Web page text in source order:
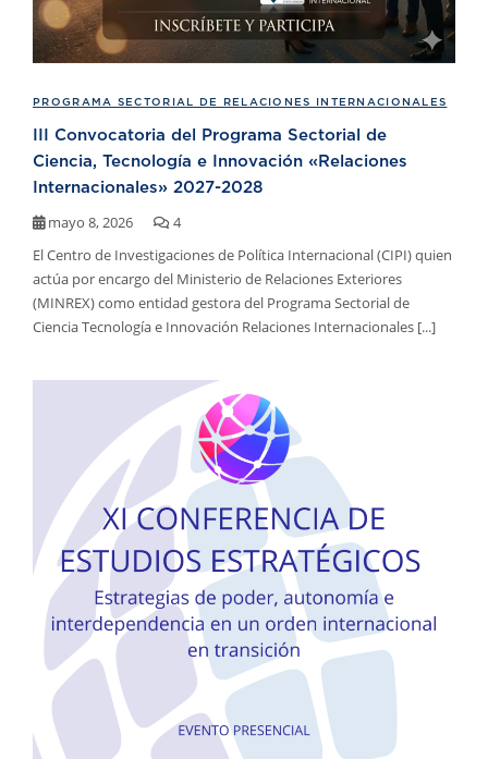
PROGRAMA SECTORIAL DE RELACIONES INTERNACIONALES
III Convocatoria del Programa Sectorial de
Ciencia, Tecnología e Innovación «Relaciones
Internacionales» 2027-2028
mayo 8, 2026
4
El Centro de Investigaciones de Política Internacional (CIPI) quien
actúa por encargo del Ministerio de Relaciones Exteriores
(MINREX) como entidad gestora del Programa Sectorial de
Ciencia Tecnología e Innovación Relaciones Internacionales [...]